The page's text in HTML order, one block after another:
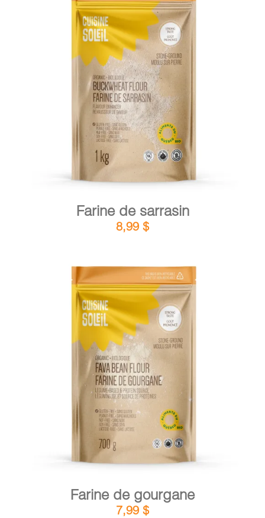
PANIER
EN
AJOUTER AU PANIER / DÉTAILS
Farine de sarrasin
8,99 $
AJOUTER AU PANIER /
Farine de gourgane
7,99 $